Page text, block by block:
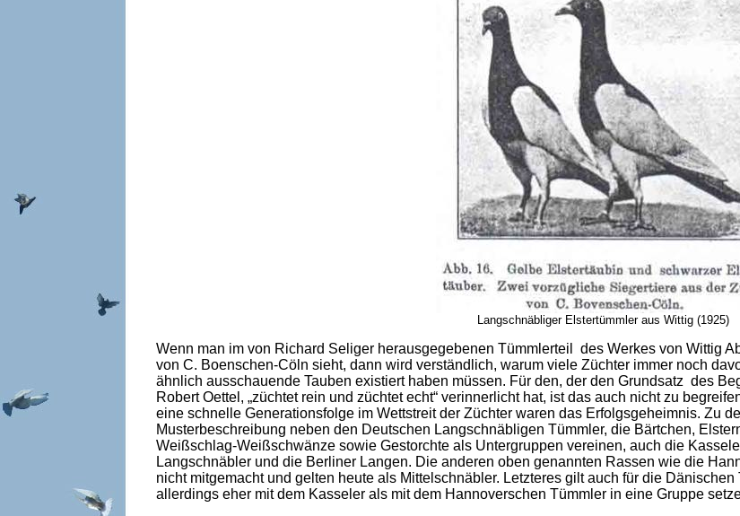
Langschnäbliger Elstertümmler aus Wittig (1925)
Wenn man im von Richard Seliger herausgegebenen Tümmlerteil des Werkes von Wittig
von C. Boenschen-Cöln sieht, dann wird verständlich, warum viele Züchter immer noch
ähnlich ausschauende Tauben existiert haben müssen. Für den, der den Grundsatz des
Robert Oettel, „züchtet rein und züchtet echt“ verinnerlicht hat, ist das auch nicht zu
eine schnelle Generationsfolge im Wettstreit der Züchter waren das Erfolgsgeheimnis. Zu
Musterbeschreibung neben den Deutschen Langschnäbligen Tümmler, die Bärtchen,
Weißschlag-Weißschwänze sowie Gestorchte als Untergruppen vereinen, auch die
Langschnäbler und die Berliner Langen. Die anderen oben genannten Rassen wie die
nicht mitgemacht und gelten heute als Mittelschnäbler. Letzteres gilt auch für die
allerdings eher mit dem Kasseler als mit dem Hannoverschen Tümmler in eine Gruppe